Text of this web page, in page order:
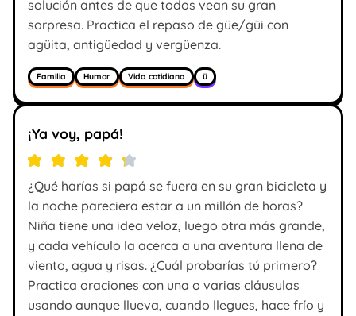
solución antes de que todos vean su gran
sorpresa. Practica el repaso de güe/güi con
agüita, antigüedad y vergüenza.
Familia Humor Vida cotidiana ü
¡Ya voy, papá!
¿Qué harías si papá se fuera en su gran bicicleta y
la noche pareciera estar a un millón de horas?
Niña tiene una idea veloz, luego otra más grande,
y cada vehículo la acerca a una aventura llena de
viento, agua y risas. ¿Cuál probarías tú primero?
Practica oraciones con una o varias cláusulas
usando aunque llueva, cuando llegues, hace frío y